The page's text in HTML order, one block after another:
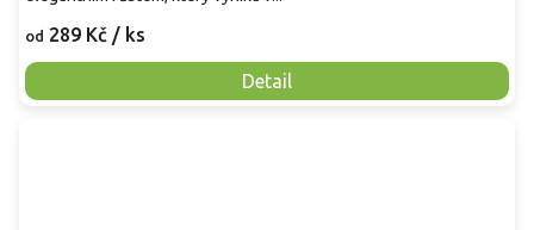
od 289 Kč / ks
Detail